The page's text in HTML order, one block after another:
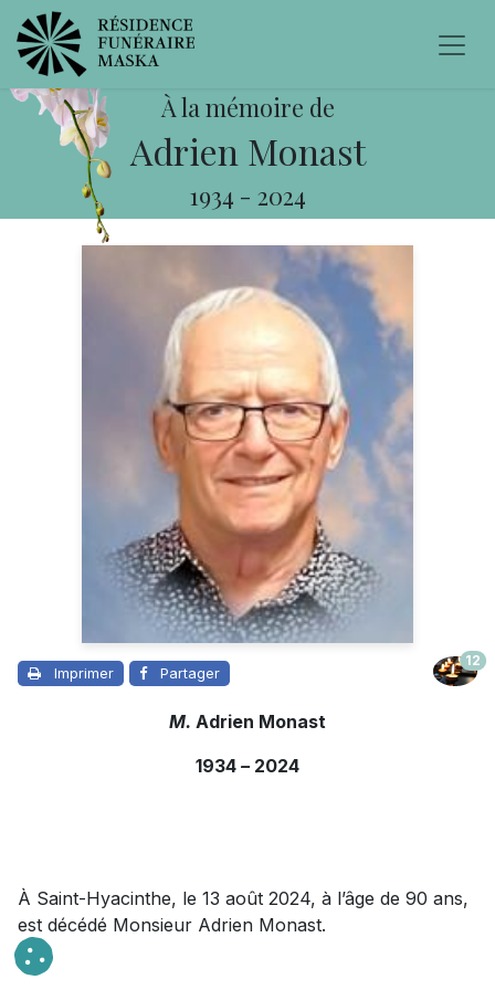
À la mémoire de
Adrien Monast
1934 - 2024
Imprimer Partager
12
M. Adrien Monast
1934 – 2024
À Saint-Hyacinthe, le 13 août 2024, à l’âge de 90 ans,
est décédé Monsieur Adrien Monast.